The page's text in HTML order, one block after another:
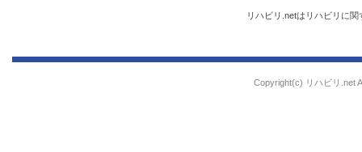
リハビリ.netはリハビリに
Copyright(c) リハビリ.net